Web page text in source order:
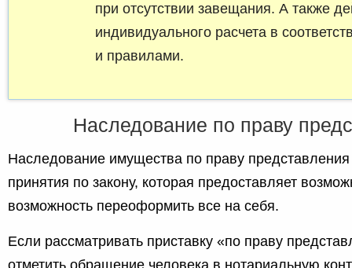
при отсутствии завещания. А также
индивидуального расчета в
и правилами.
Наследование по праву
Наследование имущества по праву
принятия по закону, которая предоставляет
возможность переоформить все на себя.
Если рассматривать приставку «по праву